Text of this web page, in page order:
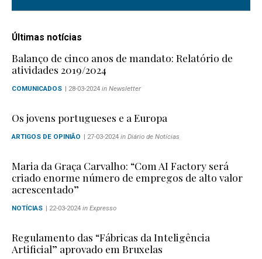
Últimas notícias
Balanço de cinco anos de mandato: Relatório de
atividades 2019/2024
COMUNICADOS | 28-03-2024 in Newsletter
Os jovens portugueses e a Europa
ARTIGOS DE OPINIÃO | 27-03-2024 in Diário de Notícias
Maria da Graça Carvalho: “Com AI Factory será
criado enorme número de empregos de alto valor
acrescentado”
NOTÍCIAS | 22-03-2024 in Expresso
Regulamento das “Fábricas da Inteligência
Artificial” aprovado em Bruxelas